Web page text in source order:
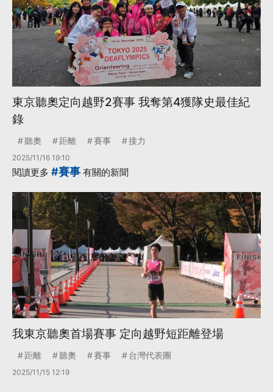
東京聽奧定向越野2賽事 我奪第4獲隊史最佳紀
錄
聽奧 距離 賽事 接力
2025/11/16 19:10
閱讀更多 #賽事 有關的新聞
我東京聽奧首場賽事 定向越野短距離登場
距離 聽奧 賽事 台灣代表團
2025/11/15 12:19